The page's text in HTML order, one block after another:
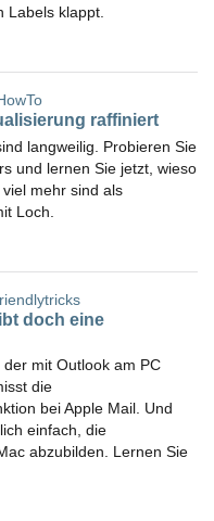
Labels klappt.
raffiniert
langweilig. Probieren Sie
und lernen Sie jetzt, wieso
mehr sind als
Loch.
doch eine
mit Outlook am PC
die
bei Apple Mail. Und
einfach, die
abzubilden. Lernen Sie